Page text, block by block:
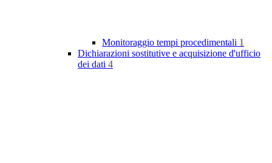
Monitoraggio tempi procedimentali 1
Dichiarazioni sostitutive e acquisizione d'ufficio
dei dati 4